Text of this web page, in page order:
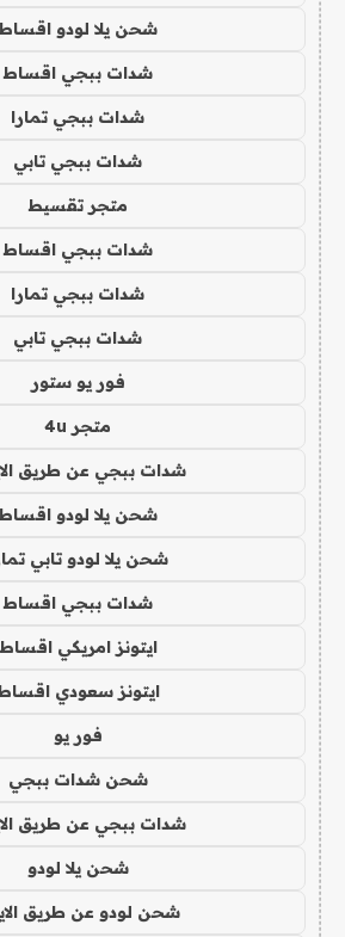
شحن يلا لودو
شدات ببجي اقساط
شدات ببجي تمارا
شدات ببجي تابي
متجر تقسيط
شدات ببجي اقساط
شدات ببجي تمارا
شدات ببجي تابي
فور يو ستور
متجر 4u
شدات ببجي عن طريق
شحن يلا لودو
شحن يلا لودو تابي
شدات ببجي اقساط
ايتونز امريكي اقساط
ايتونز سعودي
فور يو
شحن شدات ببجي
شدات ببجي عن طريق
شحن يلا لودو
شحن لودو عن طريق